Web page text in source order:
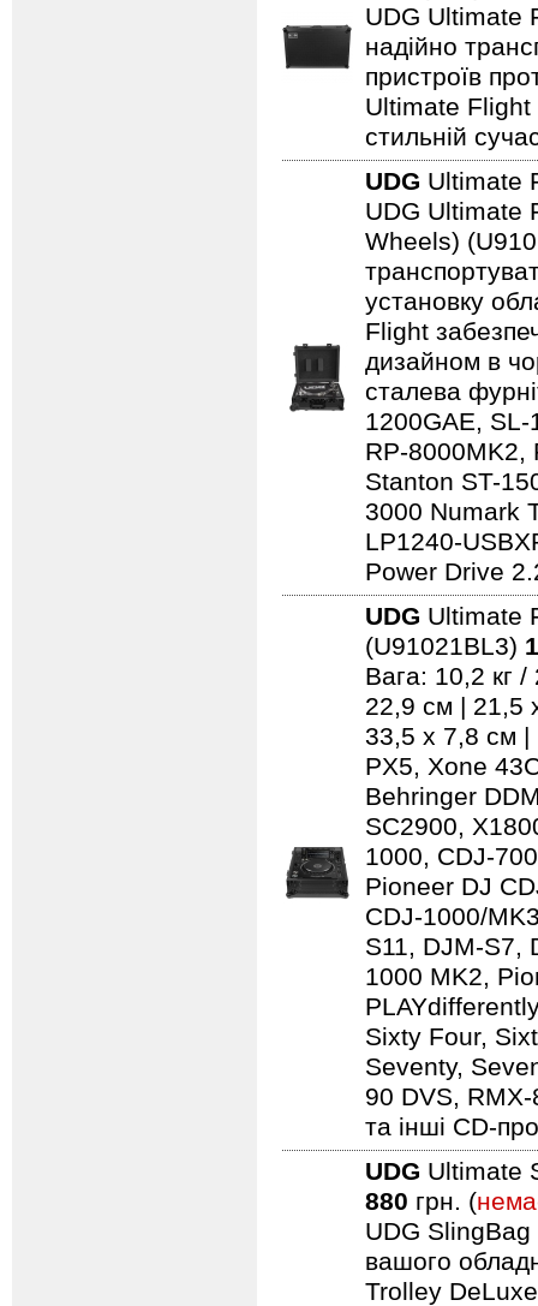
UDG Ultimate
надійно
пристроїв
Ultimate Flight
стильній
UDG Ultimate
UDG Ultimate
Wheels)
установку
Flight
дизайном в
сталева
1200GAE,
RP-8000MK2,
Stanton ST-
3000 Numark
LP1240-
Power Drive
UDG Ultimate
(U91021BL3)
Вага: 10,2 кг
22,9 см | 21,5
33,5 x 7,8 см |
PX5, Xone
Behringer
SC2900,
1000, CDJ-
Pioneer DJ
CDJ-1000/
S11, DJM-S7,
1000 MK2,
Sixty Four,
Seventy,
90 DVS,
та інші CD-
UDG Ultimate
880 грн. (
UDG SlingBag
вашого
Trolley DeLuxe